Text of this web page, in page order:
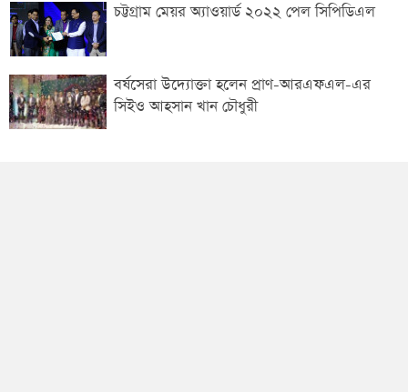
চট্টগ্রাম মেয়র অ্যাওয়ার্ড ২০২২ পেল সিপিডিএল
বর্ষসেরা উদ্যোক্তা হলেন প্রাণ-আরএফএল-এর
সিইও আহসান খান চৌধুরী